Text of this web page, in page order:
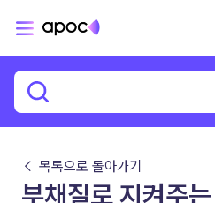
← 목록으로 돌아가기
부채질로 지켜주